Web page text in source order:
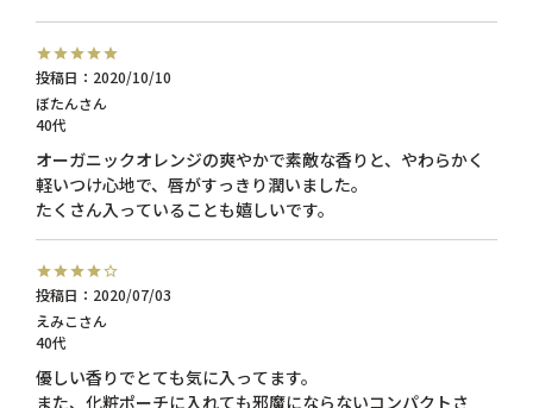
ぼたん
40代
投稿日 2020/10/10
オーガニックオレンジの爽やかで素敵な香りと、やわらかく
軽いつけ心地で、唇がすっきり潤いました。
たくさん入っていることも嬉しいです。
えみこ
40代
投稿日 2020/07/03
優しい香りでとても気に入ってます。
また、化粧ポーチに入れても邪魔にならないコンパクトさ